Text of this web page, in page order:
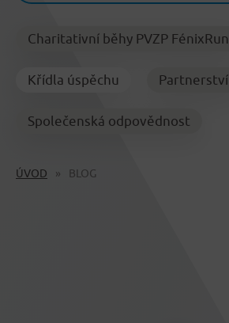
Charitativní běhy PVZP FénixRun
Křídla úspěchu Partnerství
Společenská odpovědnost
ÚVOD BLOG